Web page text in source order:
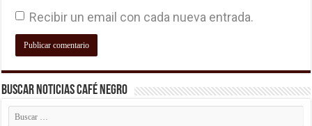
Recibir un email con cada nueva entrada.
Buscar Noticias Café Negro